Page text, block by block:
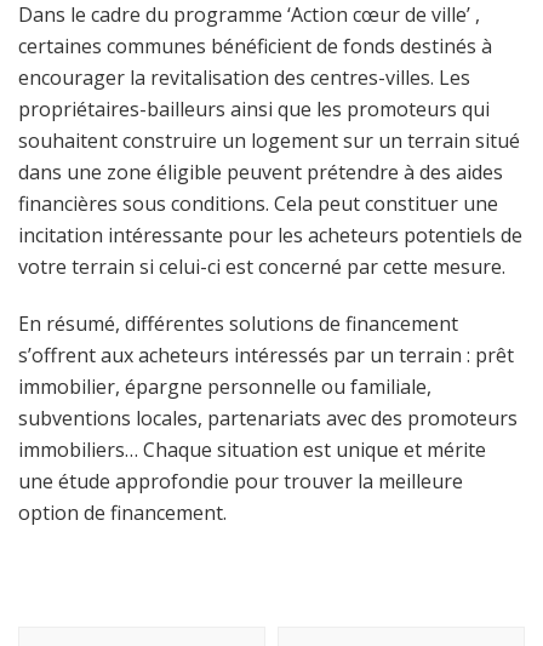
Dans le cadre du programme ‘Action cœur de ville’ ,
certaines communes bénéficient de fonds destinés à
encourager la revitalisation des centres-villes. Les
propriétaires-bailleurs ainsi que les promoteurs qui
souhaitent construire un logement sur un terrain situé
dans une zone éligible peuvent prétendre à des aides
financières sous conditions. Cela peut constituer une
incitation intéressante pour les acheteurs potentiels de
votre terrain si celui-ci est concerné par cette mesure.
En résumé, différentes solutions de financement
s’offrent aux acheteurs intéressés par un terrain : prêt
immobilier, épargne personnelle ou familiale,
subventions locales, partenariats avec des promoteurs
immobiliers… Chaque situation est unique et mérite
une étude approfondie pour trouver la meilleure
option de financement.